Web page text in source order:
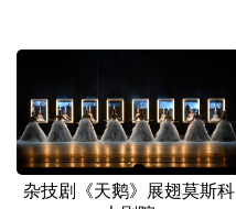
杂技剧《天鹅》展翅莫斯科